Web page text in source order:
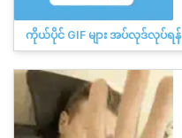
ကိုယ်ပိုင် GIF များ အပ်လုဒ်လုပ်ရန်